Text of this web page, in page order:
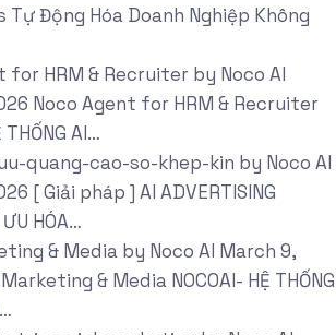
Tự Động Hóa Doanh Nghiệp Không
for HRM & Recruiter by Noco AI
Noco Agent for HRM & Recruiter
THỐNG AI…
quang-cao-so-khep-kin by Noco AI
[ Giải pháp ] AI ADVERTISING
HÓA…
& Media by Noco AI March 9,
& Media NOCOAI- HỆ THỐNG